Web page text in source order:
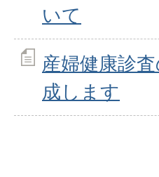
いて
産婦健康診
成します